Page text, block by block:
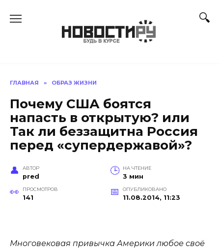
ГЛАВНАЯ » ОБРАЗ ЖИЗНИ
Почему США боятся
напасть в открытую? или
Так ли беззащитна Россия
перед «супердержавой»?
АВТОР
pred
НА ЧТЕНИЕ
3 мин
ПРОСМОТРОВ
141
ОПУБЛИКОВАНО
11.08.2014, 11:23
Многовековая привычка Америки любое своё